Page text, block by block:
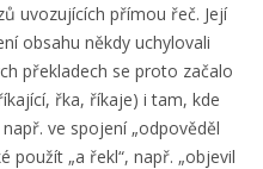
uvozujících přímou řeč. Její
obsahu někdy uchylovali
překladech se proto začalo
řka, říkaje) i tam, kde
ve spojení „odpověděl
použít „a řekl“, např. „objevil